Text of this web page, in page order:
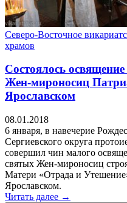
Северо-Восточное
храмов
Состоялось
Жен-мироносиц
Ярославском
08.01.2018
6 января, в навечерие
Сергиевского округа
совершил чин малого
святых Жен-мироносиц
Матери «Отрада и
Ярославском.
Читать далее →